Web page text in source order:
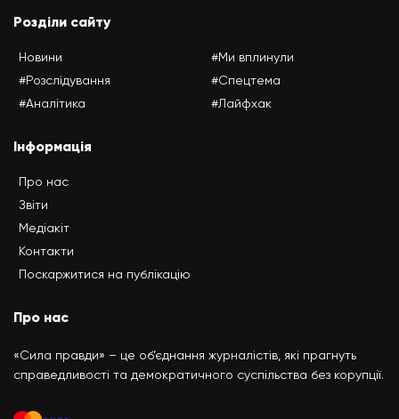
Розділи сайту
Новини
#Розслідування
#Аналітика
#Ми вплинули
#Спецтема
#Лайфхак
Інформація
Про нас
Звіти
Медіакіт
Контакти
Поскаржитися на публікацію
Про нас
«Сила правди» – це об’єднання журналістів, які прагнуть
справедливості та демократичного суспільства без корупції.